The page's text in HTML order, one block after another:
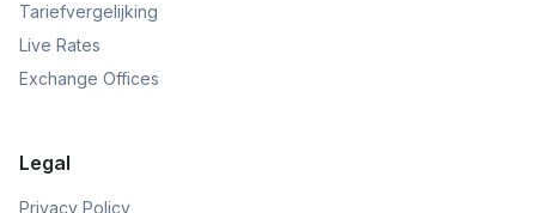
Tariefvergelijking
Live Rates
Exchange Offices
Legal
Privacy Policy